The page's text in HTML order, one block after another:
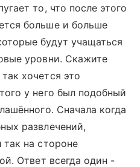
то, что после этого
больше и больше
будут учащаться
уровни. Скажите
хочется это
у него был подобный
Сначала когда
развлечений,
на стороне
Ответ всегда один -